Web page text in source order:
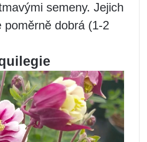
semeny. Jejich
poměrně dobrá (1-2